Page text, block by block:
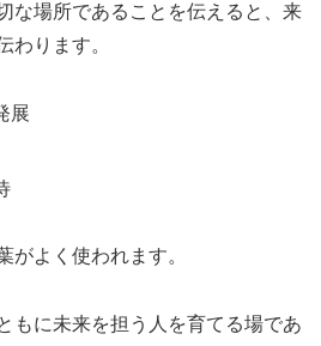
な場所であることを伝えると、来
わります。
展
がよく使われます。
もに未来を担う人を育てる場であ